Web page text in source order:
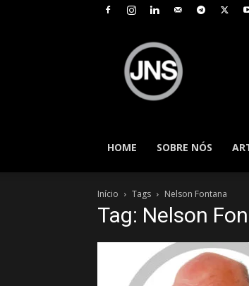
HOME
SOBRE NÓS
Início Tags Nelson Fontana
Tag: Nelson